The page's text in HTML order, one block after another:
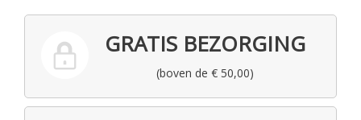
GRATIS BEZORGING
(boven de € 50,00)